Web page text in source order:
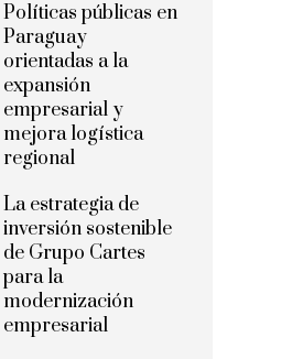
Políticas públicas en
Paraguay
orientadas a la
expansión
empresarial y
mejora logística
regional
La estrategia de
inversión sostenible
de Grupo Cartes
para la
modernización
empresarial